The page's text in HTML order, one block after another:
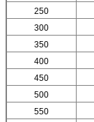
250
300
350
400
450
500
550